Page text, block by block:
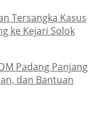
Tersangka Kasus
ke Kejari Solok
Padang Panjang
dan Bantuan